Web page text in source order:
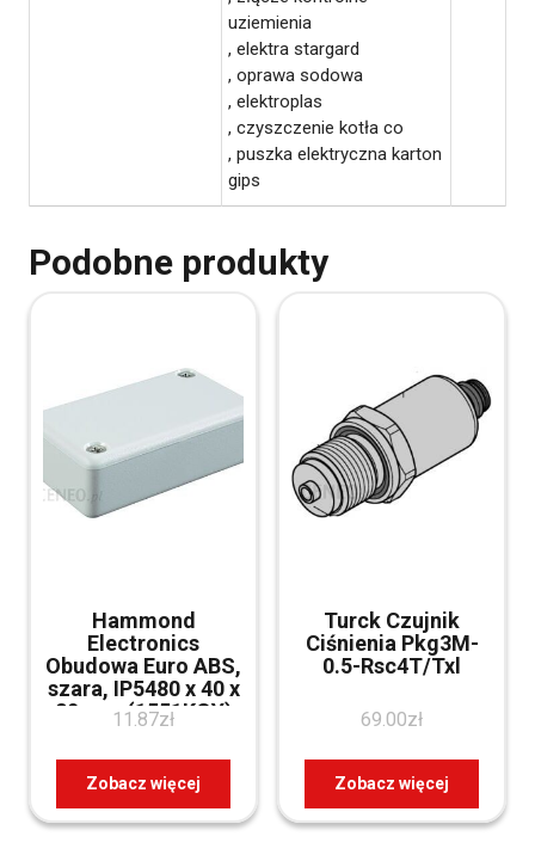
uziemienia
, elektra stargard
, oprawa sodowa
, elektroplas
, czyszczenie kotła co
, puszka elektryczna karton
gips
Podobne produkty
Hammond
Electronics
Obudowa Euro ABS,
szara, IP5480 x 40 x
20 mm (1551KGY)
11.87zł
Zobacz więcej
Turck Czujnik
Ciśnienia Pkg3M-
0.5-Rsc4T/Txl
69.00zł
Zobacz więcej